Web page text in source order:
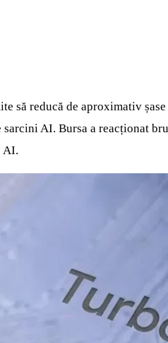
să reducă de aproximativ
AI. Bursa a reacționat
AI.